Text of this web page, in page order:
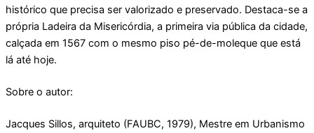
histórico que precisa ser valorizado e preservado. Destaca-se a
própria Ladeira da Misericórdia, a primeira via pública da cidade,
calçada em 1567 com o mesmo piso pé-de-moleque que está
lá até hoje.
Sobre o autor:
Jacques Sillos, arquiteto (FAUBC, 1979), Mestre em Urbanismo